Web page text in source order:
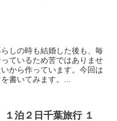
しの時も結婚した後も、毎
ているため苦ではありませ
から作っています。今回は
書いてみます。...
１泊２日千葉旅行 １